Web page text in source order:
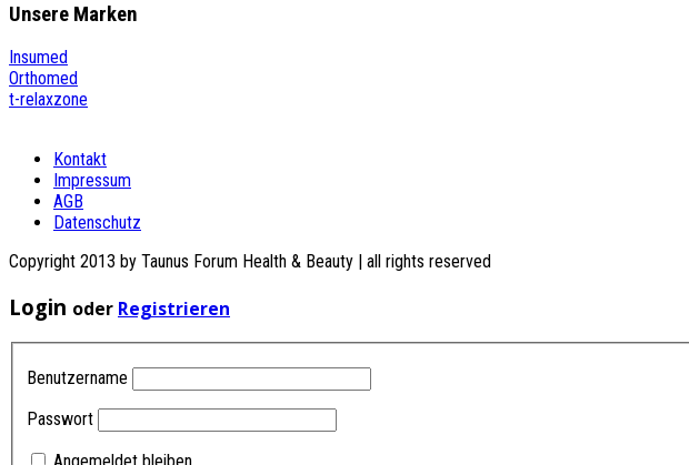
Unsere Marken
Insumed
Orthomed
t-relaxzone
Kontakt
Impressum
AGB
Datenschutz
Copyright 2013 by Taunus Forum Health & Beauty | all rights reserved
Login oder Registrieren
Benutzername
Passwort